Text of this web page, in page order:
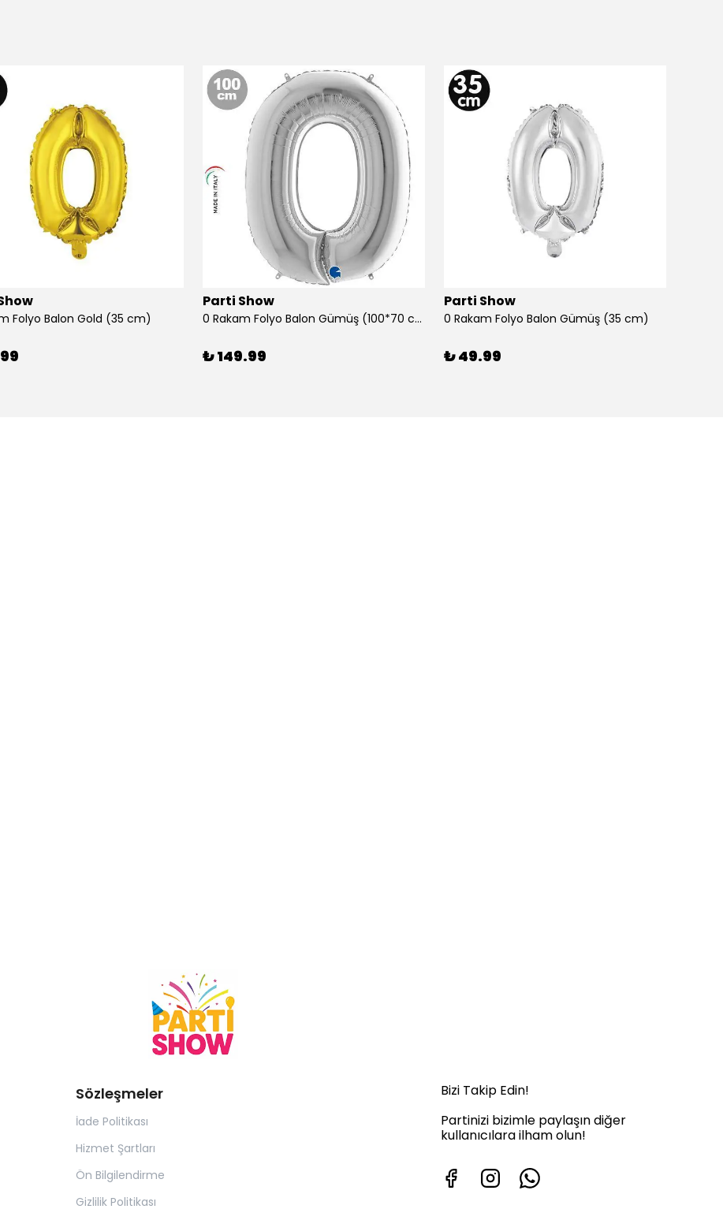
Folyo Balon Gold (35 cm)
Parti Show
0 Rakam Folyo Balon Gümüş (100*70 cm)
₺ 149.99
Parti Show
0 Rakam Folyo Balon Gümüş (35 cm)
₺ 49.99
Sözleşmeler
İade Politikası
Hizmet Şartları
Ön Bilgilendirme
Gizlilik Politikası
Bizi Takip Edin!
Partinizi bizimle paylaşın diğer
kullanıcılara ilham olun!